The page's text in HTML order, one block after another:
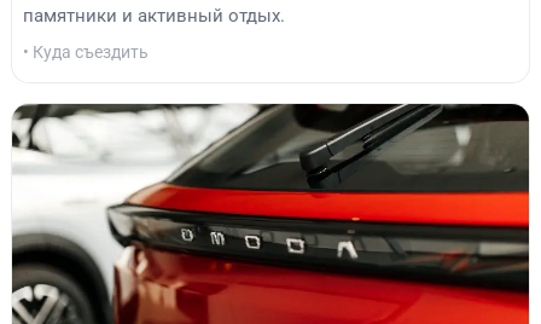
памятники и активный отдых.
• Куда съездить